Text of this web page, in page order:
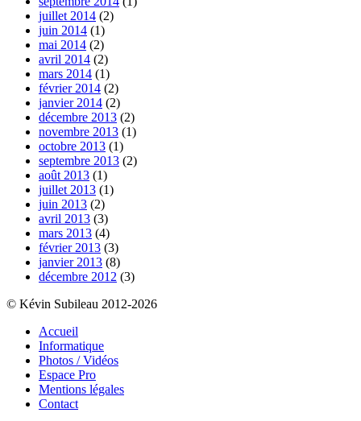
juillet 2014 (2)
juin 2014 (1)
mai 2014 (2)
avril 2014 (2)
mars 2014 (1)
février 2014 (2)
janvier 2014 (2)
décembre 2013 (2)
novembre 2013 (1)
octobre 2013 (1)
septembre 2013 (2)
août 2013 (1)
juillet 2013 (1)
juin 2013 (2)
avril 2013 (3)
mars 2013 (4)
février 2013 (3)
janvier 2013 (8)
décembre 2012 (3)
© Kévin Subileau 2012-2026
Accueil
Informatique
Photos / Vidéos
Espace Pro
Mentions légales
Contact